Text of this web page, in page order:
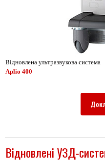
Відновлена ультразвукова система
Aplio 400
Відновлені УЗД-